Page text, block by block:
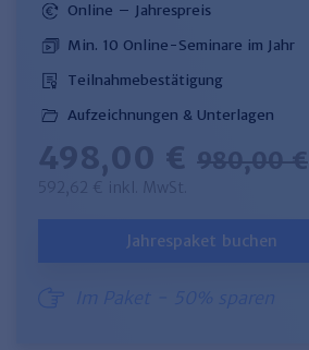
Online – Jahrespreis
Min. 10 Online-Seminare im Jahr
Teilnahmebestätigung
Aufzeichnungen & Unterlagen
498,00 € 980,00 €
592,62 € inkl. MwSt.
Jahrespaket buchen
Im Paket - 50% sparen